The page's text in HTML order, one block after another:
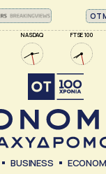
NASDAQ FTSE 100
ΟΤ
BUSINESS